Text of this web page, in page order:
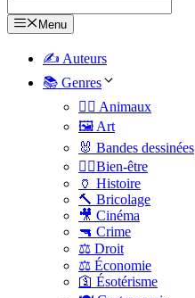
Menu
✍️ Auteurs
📚 Genres
🐕‍🦺 Animaux
🖼️ Art
🐰 Bandes dessinées
🧑‍⚕️Bien-être
🏺 Histoire
🔨 Bricolage
🎥 Cinéma
🔫 Crime
⚖️ Droit
⚖️ Économie
🛐 Ésotérisme